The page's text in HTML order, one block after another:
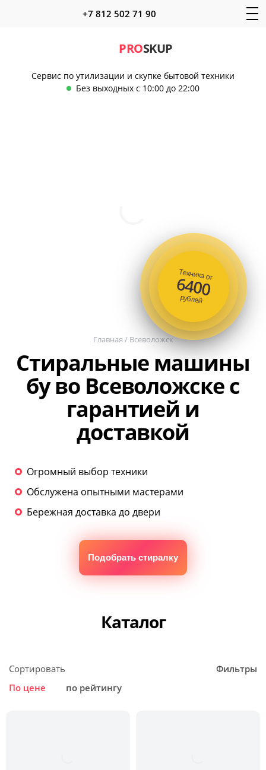
PROSKUP
Сервис по утилизации и скупке бытовой техники
Без выходных с 10:00 до 22:00
+7 812 502 71 90
Техника от
6400
рублей
Главная / Всеволожск
Стиральные машины
бу во Всеволожске с
гарантией и
доставкой
Огромный выбор техники
Обслужена опытными мастерами
Бережная доставка до двери
Подобрать стиралку
Каталог
Сортировать
По цене
по рейтингу
Фильтры